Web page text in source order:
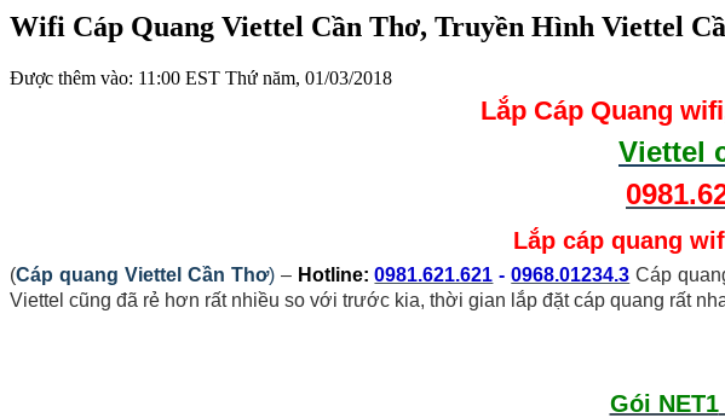
Wifi Cáp Quang Viettel Cần Thơ, Truyền Hình Viettel
Được thêm vào: 11:00 EST Thứ năm, 01/03/2018
Lắp Cáp Quang
Viettel
Lắp cáp quang
(Cáp quang Viettel Cần Thơ)– Hotline:0981.621.621 -0968.01234.3 Cáp
Viettel cũng đã rẻ hơn rất nhiều so với trước kia, thời gian lắp đặt cáp quang rất
Gói NET1